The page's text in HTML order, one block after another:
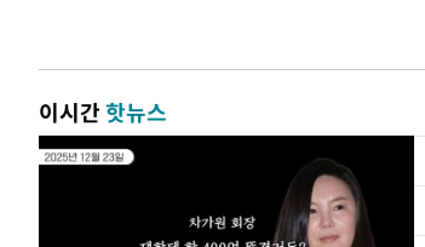
이시간핫뉴스